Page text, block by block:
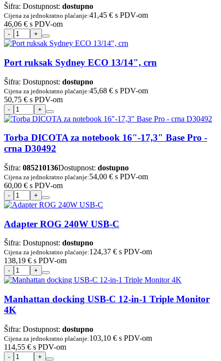
Šifra: Dostupnost: dostupno
Cijena za jednokratno plaćanje:41,45 € s PDV-om
46,06 € s PDV-om
Port ruksak Sydney ECO 13/14", crn
Šifra: Dostupnost: dostupno
Cijena za jednokratno plaćanje:45,68 € s PDV-om
50,75 € s PDV-om
Torba DICOTA za notebook 16"-17,3" Base Pro -
crna D30492
Šifra: 085210136Dostupnost: dostupno
Cijena za jednokratno plaćanje:54,00 € s PDV-om
60,00 € s PDV-om
Adapter ROG 240W USB-C
Šifra: Dostupnost: dostupno
Cijena za jednokratno plaćanje:124,37 € s PDV-om
138,19 € s PDV-om
Manhattan docking USB-C 12-in-1 Triple Monitor
4K
Šifra: Dostupnost: dostupno
Cijena za jednokratno plaćanje:103,10 € s PDV-om
114,55 € s PDV-om